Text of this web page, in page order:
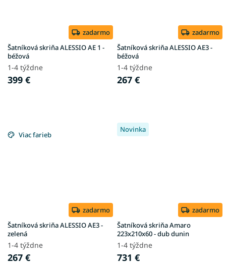
zadarmo
Šatníková skriňa ALESSIO AE 1 -
béžová
1-4 týždne
399 €
zadarmo
Šatníková skriňa ALESSIO AE3 -
béžová
1-4 týždne
267 €
Viac farieb
zadarmo
Šatníková skriňa ALESSIO AE3 -
zelená
1-4 týždne
267 €
Novinka
zadarmo
Šatníková skriňa Amaro
223x210x60 - dub dunin
1-4 týždne
731 €